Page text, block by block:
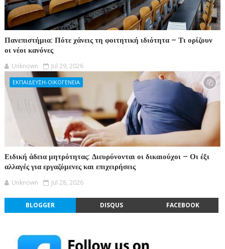
Πανεπιστήμια: Πότε χάνεις τη φοιτητική ιδιότητα – Τι ορίζουν
οι νέοι κανόνες
Unknown Jul 29, 2026
ΕΚΠΑΙΔΕΥΣΗ-ΟΙΚΟΓΕΝΕΙΑ
Ειδική άδεια μητρότητας: Διευρύνονται οι δικαιούχοι – Οι έξι
αλλαγές για εργαζόμενες και επιχειρήσεις
Unknown Jul 28, 2026
BLOGGER DISQUS FACEBOOK